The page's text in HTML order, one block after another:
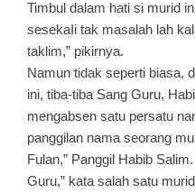
Timbul dalam hati si murid
sesekaIi tak masalah lah
taklim,” pikirnya.
Namun tidak seperti biasa,
ini, tiba-tiba Sang Guru,
mengabsen satu persatu
panggilan nama seorang
Fulan,” Panggil Habib
Guru,” kata salah satu